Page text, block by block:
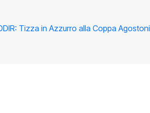
Tizza in Azzurro alla Coppa Agostoni